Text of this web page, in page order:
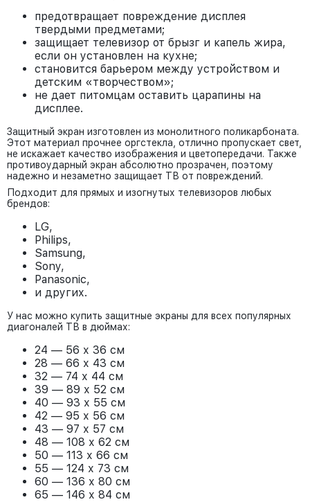
предотвращает повреждение дисплея
твердыми предметами;
защищает телевизор от брызг и капель жира,
если он установлен на кухне;
становится барьером между устройством и
детским «творчеством»;
не дает питомцам оставить царапины на
дисплее.
Защитный экран изготовлен из монолитного поликарбоната.
Этот материал прочнее оргстекла, отлично пропускает свет,
не искажает качество изображения и цветопередачи. Также
противоударный экран абсолютно прозрачен, поэтому
надежно и незаметно защищает ТВ от повреждений.
Подходит для прямых и изогнутых телевизоров любых
брендов:
LG,
Philips,
Samsung,
Sony,
Panasonic,
и других.
У нас можно купить защитные экраны для всех популярных
диагоналей ТВ в дюймах:
24 — 56 х 36 см
28 — 66 х 43 см
32 — 74 х 44 см
39 — 89 х 52 см
40 — 93 х 55 см
42 — 95 х 56 см
43 — 97 х 57 см
48 — 108 х 62 см
50 — 113 х 66 см
55 — 124 х 73 см
60 — 136 х 80 см
65 — 146 х 84 см